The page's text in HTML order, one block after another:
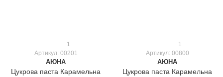
1
Артикул: 00201
АЮНА
Цукрова паста Карамельна
1
Артикул: 00800
АЮНА
Цукрова паста Карамельна